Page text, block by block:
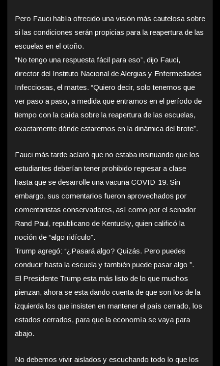
Pero Fauci había ofrecido una visión más cautelosa sobre
si las condiciones serán propicias para la reapertura de las
escuelas en el otoño.
“No tengo una respuesta fácil para eso”, dijo Fauci,
director del Instituto Nacional de Alergias y Enfermedades
Infecciosas, el martes. “Quiero decir, solo tenemos que
ver paso a paso, a medida que entramos en el período de
tiempo con la caída sobre la reapertura de las escuelas,
exactamente dónde estaremos en la dinámica del brote”.
Fauci más tarde aclaró que no estaba insinuando que los
estudiantes deberían tener prohibido regresar a clase
hasta que se desarrolle una vacuna COVID-19. Sin
embargo, sus comentarios fueron aprovechados por
comentaristas conservadores, así como por el senador
Rand Paul, republicano de Kentucky, quien calificó la
noción de “algo ridículo”.
Trump agregó: “¿Pasará algo? Quizás. Pero puedes
conducir hasta la escuela y también puede pasar algo ”.
El Presidente Trump esta más listo de lo que muchos
pienzan, ahora se esta dando cuenta de que son los de la
izquierda los que insisten en mantener el país cerrado, los
estados cerrados, para que la economía se vaya para
abajo.
No debemos vivir aislados y escuchando todo lo que los